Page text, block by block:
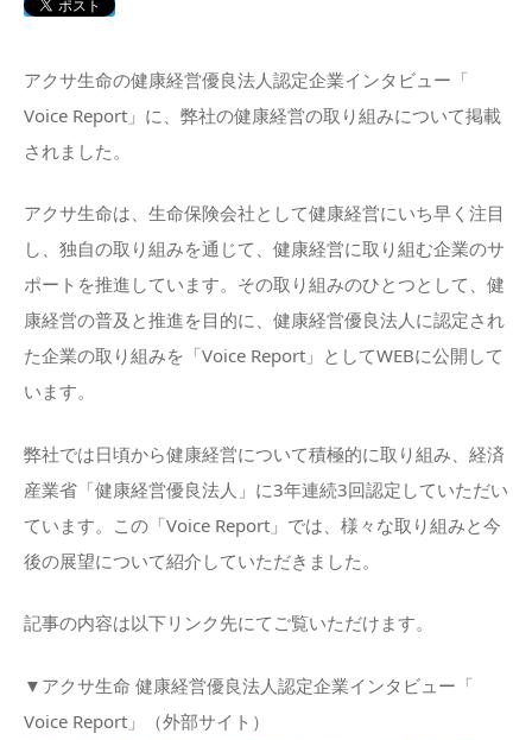
アクサ生命の健康経営優良法人認定企業インタビュー「
Voice Report」に、弊社の健康経営の取り組みについて掲載
されました。
アクサ生命は、生命保険会社として健康経営にいち早く注目
し、独自の取り組みを通じて、健康経営に取り組む企業のサ
ポートを推進しています。その取り組みのひとつとして、健
康経営の普及と推進を目的に、健康経営優良法人に認定され
た企業の取り組みを「Voice Report」としてWEBに公開して
います。
弊社では日頃から健康経営について積極的に取り組み、経済
産業省「健康経営優良法人」に3年連続3回認定していただい
ています。この「Voice Report」では、様々な取り組みと今
後の展望について紹介していただきました。
記事の内容は以下リンク先にてご覧いただけます。
▼アクサ生命 健康経営優良法人認定企業インタビュー「
Voice Report」（外部サイト）